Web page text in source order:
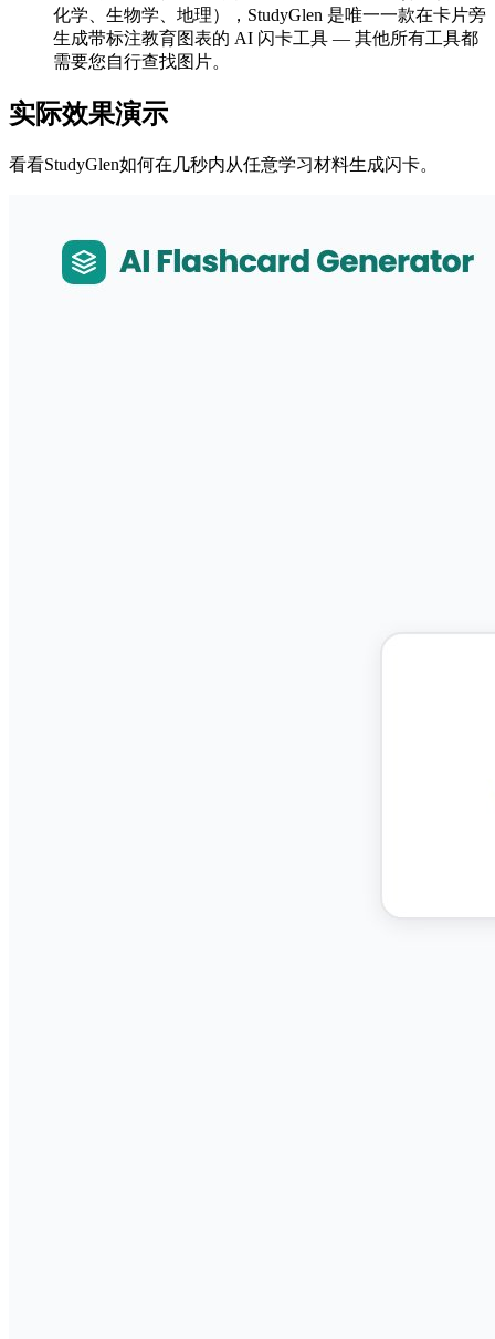
化学、生物学、地理），StudyGlen 是唯一一款在卡片旁
生成带标注教育图表的 AI 闪卡工具 — 其他所有工具都
需要您自行查找图片。
实际效果演示
看看StudyGlen如何在几秒内从任意学习材料生成闪卡。